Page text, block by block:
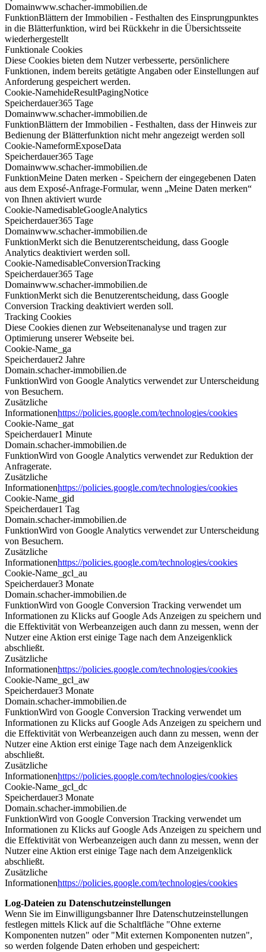
Domainwww.schacher-immobilien.de
FunktionBlättern der Immobilien - Festhalten des Einsprungpunktes
in die Blätterfunktion, wird bei Rückkehr in die Übersichtsseite
wiederhergestellt
Funktionale Cookies
Diese Cookies bieten dem Nutzer verbesserte, persönlichere
Funktionen, indem bereits getätigte Angaben oder Einstellungen auf
Anforderung gespeichert werden.
Cookie-NamehideResultPagingNotice
Speicherdauer365 Tage
Domainwww.schacher-immobilien.de
FunktionBlättern der Immobilien - Festhalten, dass der Hinweis zur
Bedienung der Blätterfunktion nicht mehr angezeigt werden soll
Cookie-NameformExposeData
Speicherdauer365 Tage
Domainwww.schacher-immobilien.de
FunktionMeine Daten merken - Speichern der eingegebenen Daten
aus dem Exposé-Anfrage-Formular, wenn „Meine Daten merken“
von Ihnen aktiviert wurde
Cookie-NamedisableGoogleAnalytics
Speicherdauer365 Tage
Domainwww.schacher-immobilien.de
FunktionMerkt sich die Benutzerentscheidung, dass Google
Analytics deaktiviert werden soll.
Cookie-NamedisableConversionTracking
Speicherdauer365 Tage
Domainwww.schacher-immobilien.de
FunktionMerkt sich die Benutzerentscheidung, dass Google
Conversion Tracking deaktiviert werden soll.
Tracking Cookies
Diese Cookies dienen zur Webseitenanalyse und tragen zur
Optimierung unserer Webseite bei.
Cookie-Name _ga
Speicherdauer2 Jahre
Domain.schacher-immobilien.de
FunktionWird von Google Analytics verwendet zur Unterscheidung
von Besuchern.
Zusätzliche
Informationenhttps://policies.google.com/technologies/cookies
Cookie-Name _gat
Speicherdauer1 Minute
Domain.schacher-immobilien.de
FunktionWird von Google Analytics verwendet zur Reduktion der
Anfragerate.
Zusätzliche
Informationenhttps://policies.google.com/technologies/cookies
Cookie-Name _gid
Speicherdauer1 Tag
Domain.schacher-immobilien.de
FunktionWird von Google Analytics verwendet zur Unterscheidung
von Besuchern.
Zusätzliche
Informationenhttps://policies.google.com/technologies/cookies
Cookie-Name _gcl_au
Speicherdauer3 Monate
Domain.schacher-immobilien.de
FunktionWird von Google Conversion Tracking verwendet um
Informationen zu Klicks auf Google Ads Anzeigen zu speichern und
die Effektivität von Werbeanzeigen auch dann zu messen, wenn der
Nutzer eine Aktion erst einige Tage nach dem Anzeigenklick
abschließt.
Zusätzliche
Informationenhttps://policies.google.com/technologies/cookies
Cookie-Name _gcl_aw
Speicherdauer3 Monate
Domain.schacher-immobilien.de
FunktionWird von Google Conversion Tracking verwendet um
Informationen zu Klicks auf Google Ads Anzeigen zu speichern und
die Effektivität von Werbeanzeigen auch dann zu messen, wenn der
Nutzer eine Aktion erst einige Tage nach dem Anzeigenklick
abschließt.
Zusätzliche
Informationenhttps://policies.google.com/technologies/cookies
Cookie-Name _gcl_dc
Speicherdauer3 Monate
Domain.schacher-immobilien.de
FunktionWird von Google Conversion Tracking verwendet um
Informationen zu Klicks auf Google Ads Anzeigen zu speichern und
die Effektivität von Werbeanzeigen auch dann zu messen, wenn der
Nutzer eine Aktion erst einige Tage nach dem Anzeigenklick
abschließt.
Zusätzliche
Informationenhttps://policies.google.com/technologies/cookies
Log-Dateien zu Datenschutzeinstellungen
Wenn Sie im Einwilligungsbanner Ihre Datenschutzeinstellungen
festlegen mittels Klick auf die Schaltfläche "Ohne externe
Komponenten nutzen" oder "Mit externen Komponenten nutzen",
so werden folgende Daten erhoben und gespeichert: